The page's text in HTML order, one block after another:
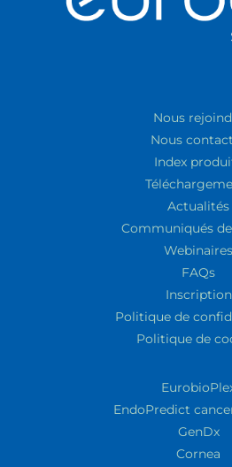
Nous
Nous
Index
Actualités
Communiqués
Webinaires
FAQs
Inscription
Politique de
Politique de
EndoPredict
GenDx
Cornea